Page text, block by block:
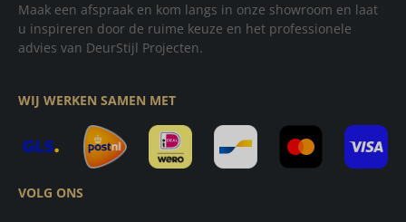
Maak een afspraak en kom langs in onze showroom en laat
u inspireren door de ruime keuze en het professionele
advies van DeurStijl Projecten.
WIJ WERKEN SAMEN MET
VOLG ONS